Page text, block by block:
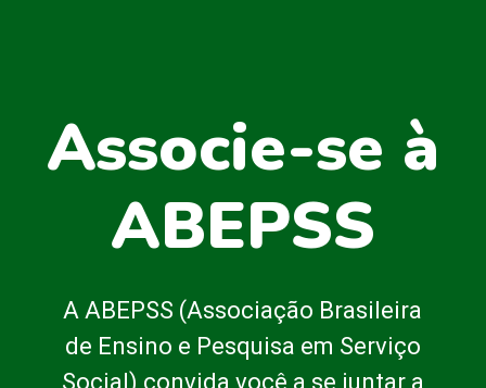
Associe-se à
ABEPSS
A ABEPSS (Associação Brasileira
de Ensino e Pesquisa em Serviço
Social) convida você a se juntar a